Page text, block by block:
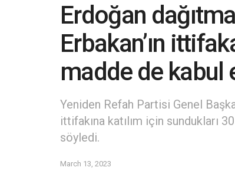
Erdoğan
Erbakan’ın
madde de kabul
Yeniden Refah Partisi Genel
ittifakına katılım için sundukları
söyledi.
March 13, 2023